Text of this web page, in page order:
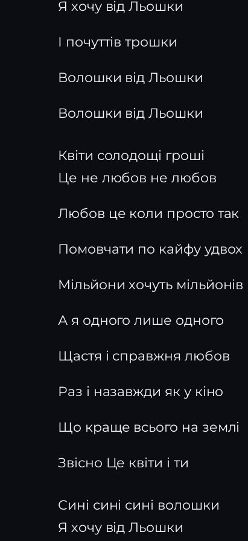
Я хочу від Льошки
І почуттів трошки
Волошки від Льошки
Волошки від Льошки
Квіти солодощі гроші
Це не любов не любов
Любов це коли просто так
Помовчати по кайфу удвох
Мільйони хочуть мільйонів
А я одного лише одного
Щастя і справжня любов
Раз і назавжди як у кіно
Що краще всього на землі
Звісно Це квіти і ти
Сині сині сині волошки
Я хочу від Льошки